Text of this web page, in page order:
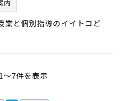
内
業と個別指導のイイトコど
～7件を表示